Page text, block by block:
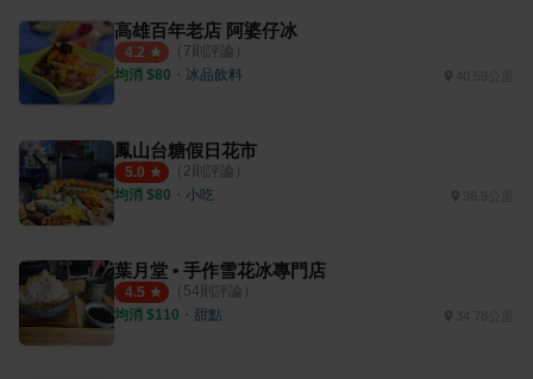
高雄百年老店 阿婆仔冰
4.2 （ 7則評論）
均消 $80 ・ 冰品飲料 40.59公里
鳳山台糖假日花市
5.0 （ 2則評論）
均消 $80 ・ 小吃
葉月堂 • 手作雪花冰專門店
4.5 （ 54則評論）
均消 $110 ・ 甜點 34.78公里